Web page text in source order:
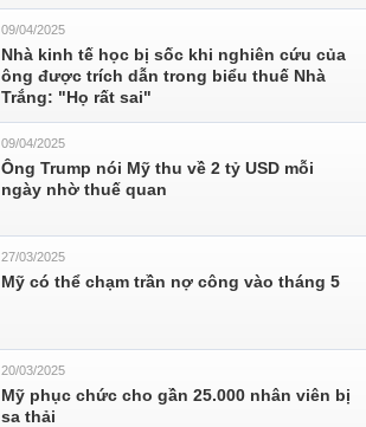
09/04/2025
Nhà kinh tế học bị sốc khi nghiên cứu của
ông được trích dẫn trong biểu thuế Nhà
Trắng: "Họ rất sai"
09/04/2025
Ông Trump nói Mỹ thu về 2 tỷ USD mỗi
ngày nhờ thuế quan
27/03/2025
Mỹ có thể chạm trần nợ công vào tháng 5
20/03/2025
Mỹ phục chức cho gần 25.000 nhân viên bị
sa thải